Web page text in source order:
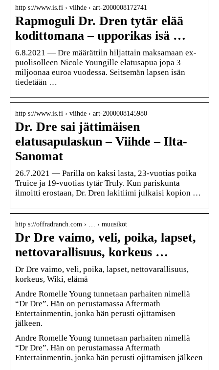
http s://www.is.fi › viihde › art-2000008172741
Rapmoguli Dr. Dren tytär elää
kodittomana – upporikas isä …
6.8.2021 — Dre määrättiin hiljattain maksamaan ex-
puolisolleen Nicole Youngille elatusapua jopa 3
miljoonaa euroa vuodessa. Seitsemän lapsen isän
tiedetään …
http s://www.is.fi › viihde › art-2000008145980
Dr. Dre sai jättimäisen
elatusapulaskun – Viihde – Ilta-
Sanomat
26.7.2021 — Parilla on kaksi lasta, 23-vuotias poika
Truice ja 19-vuotias tytär Truly. Kun pariskunta
ilmoitti erostaan, Dr. Dren lakitiimi julkaisi kopion …
http s://offradranch.com › … › muusikot
Dr Dre vaimo, veli, poika, lapset,
nettovarallisuus, korkeus …
Dr Dre vaimo, veli, poika, lapset, nettovarallisuus,
korkeus, Wiki, elämä
Andre Romelle Young tunnetaan parhaiten nimellä
“Dr Dre”. Hän on perustamassa Aftermath
Entertainmentin, jonka hän perusti ojittamisen
jälkeen.
Andre Romelle Young tunnetaan parhaiten nimellä
“Dr Dre”. Hän on perustamassa Aftermath
Entertainmentin, jonka hän perusti ojittamisen jälkeen